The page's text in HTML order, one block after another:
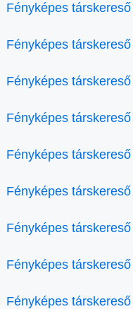
Fényképes
Fényképes
Fényképes
Fényképes
Fényképes
Fényképes
Fényképes
Fényképes
Fényképes